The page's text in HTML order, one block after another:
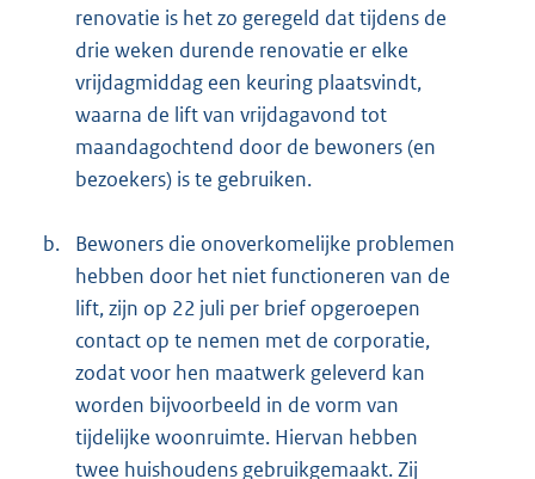
renovatie is het zo geregeld dat tijdens de
drie weken durende renovatie er elke
vrijdagmiddag een keuring plaatsvindt,
waarna de lift van vrijdagavond tot
maandagochtend door de bewoners (en
bezoekers) is te gebruiken.
b.
Bewoners die onoverkomelijke problemen
hebben door het niet functioneren van de
lift, zijn op 22 juli per brief opgeroepen
contact op te nemen met de corporatie,
zodat voor hen maatwerk geleverd kan
worden bijvoorbeeld in de vorm van
tijdelijke woonruimte. Hiervan hebben
twee huishoudens gebruikgemaakt. Zij